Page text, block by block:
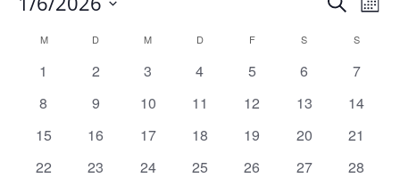
Suche
und
Kalender
von
Veranstaltungen
M D M D F S S
0
1
0
2
0
3
0
4
0
5
0
6
0
7
0
8
0
9
0
10
0
11
0
12
0
13
0
14
0
15
0
16
0
17
0
18
0
19
0
20
0
21
0
22
0
23
0
24
0
25
0
26
0
27
0
28